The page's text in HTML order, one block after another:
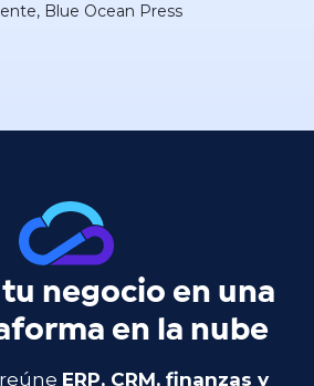
Blue Ocean Press
negocio en una
en la nube
ERP, CRM, finanzas y